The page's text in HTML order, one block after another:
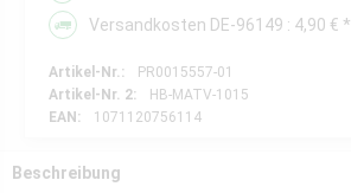
Versandkosten DE-96149 : 4,90 € *
Artikel-Nr.:
PR0015557-01
Artikel-Nr. 2:
HB-MATV-1015
EAN:
1071120756114
Beschreibung